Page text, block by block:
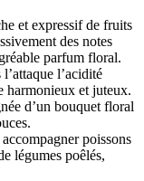
et expressif de fruits
des notes
parfum floral.
l’acidité
harmonieux et juteux.
d’un bouquet floral
poissons
légumes poêlés,